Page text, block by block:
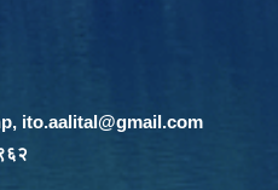
, ito.aalital@gmail.com